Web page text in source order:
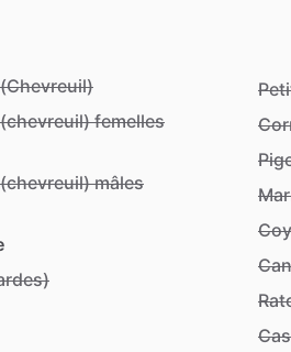
femelles
mâles